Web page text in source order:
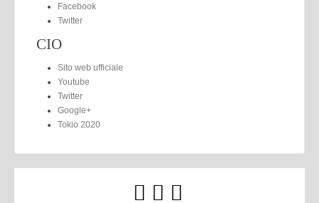
Facebook
Twitter
CIO
Sito web ufficiale
Youtube
Twitter
Google+
Tokio 2020